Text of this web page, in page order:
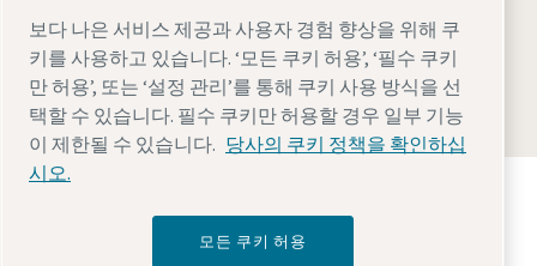
법률 및 개인 정보 참고 사항설정 관리접근성사이트 맵
© 2026 Atlas Copco AB
Atlas Copco Group이 어떻게 기술로 미래를 변화시
키는지 확인해 보세요.
Atlas Copco Group 웹사이트 방문하기
보다 나은 서비스 제공과 사용자 경험 향상을 위해 쿠
키를 사용하고 있습니다. ‘모든 쿠키 허용’, ‘필수 쿠키
만 허용’, 또는 ‘설정 관리’를 통해 쿠키 사용 방식을 선
택할 수 있습니다. 필수 쿠키만 허용할 경우 일부 기능
이 제한될 수 있습니다. 당사의 쿠키 정책을 확인하십
시오.
모든 쿠키 허용